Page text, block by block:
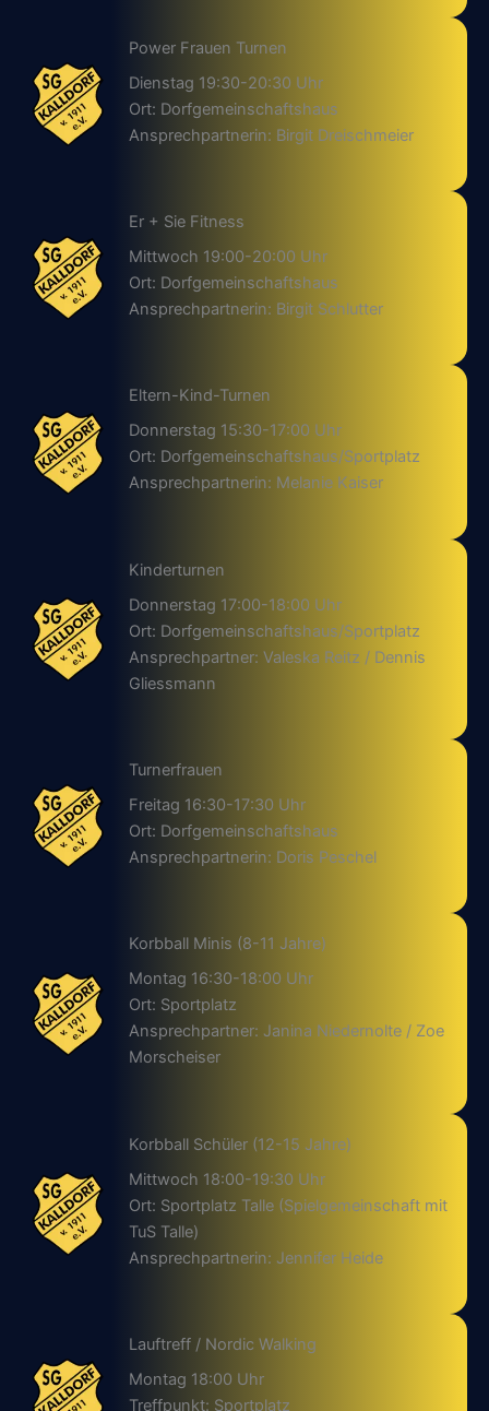
Power Frauen Turnen
Dienstag 19:30-20:30 Uhr
Ort: Dorfgemeinschaftshaus
Ansprechpartnerin: Birgit Dreischmeier
Er + Sie Fitness
Mittwoch 19:00-20:00 Uhr
Ort: Dorfgemeinschaftshaus
Ansprechpartnerin: Birgit Schlutter
Eltern-Kind-Turnen
Donnerstag 15:30-17:00 Uhr
Ort: Dorfgemeinschaftshaus/Sportplatz
Ansprechpartnerin: Melanie Kaiser
Kinderturnen
Donnerstag 17:00-18:00 Uhr
Ort: Dorfgemeinschaftshaus/Sportplatz
Ansprechpartner: Valeska Reitz / Dennis
Gliessmann
Turnerfrauen
Freitag 16:30-17:30 Uhr
Ort: Dorfgemeinschaftshaus
Ansprechpartnerin: Doris Peschel
Korbball Minis (8-11 Jahre)
Montag 16:30-18:00 Uhr
Ort: Sportplatz
Ansprechpartner: Janina Niedernolte / Zoe
Morscheiser
Korbball Schüler (12-15 Jahre)
Mittwoch 18:00-19:30 Uhr
Ort: Sportplatz Talle (Spielgemeinschaft mit
TuS Talle)
Ansprechpartnerin: Jennifer Heide
Lauftreff / Nordic Walking
Montag 18:00 Uhr
Treffpunkt: Sportplatz